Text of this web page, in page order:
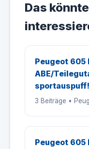
Das
Peugeot 605
ABE/
sportauspuff!
3 Beiträge •
Peugeot 605